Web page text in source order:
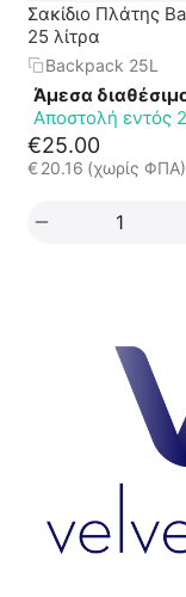
Σακίδιο Πλάτης
25 λίτρα
Backpack 25L
Άμεσα
Αποστολή εντός
€25.00
€ 20.16 (χωρίς ΦΠΑ)
−